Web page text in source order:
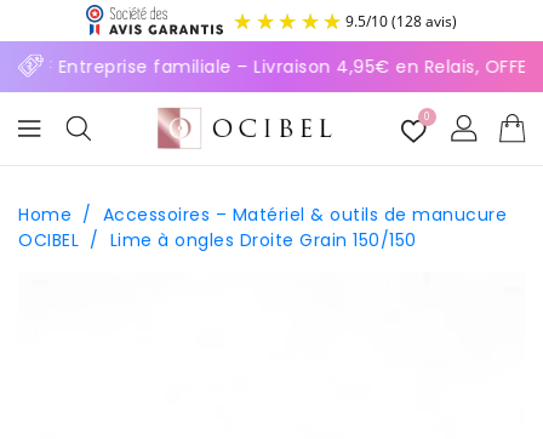
9.5/10
⚡ Entreprise familiale – Livraison 4,95€ en Relais,
0
Home / Accessoires – Matériel & outils de manucure
OCIBEL / Lime à ongles Droite Grain 150/150